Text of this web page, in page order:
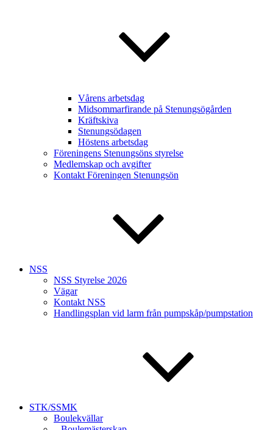
Vårens arbetsdag
Midsommarfirande på Stenungsögården
Kräftskiva
Stenungsödagen
Höstens arbetsdag
Föreningens Stenungsöns styrelse
Medlemskap och avgifter
Kontakt Föreningen Stenungsön
NSS
NSS Styrelse 2026
Vägar
Kontakt NSS
Handlingsplan vid larm från pumpskåp/pumpstation
STK/SSMK
Boulekvällar